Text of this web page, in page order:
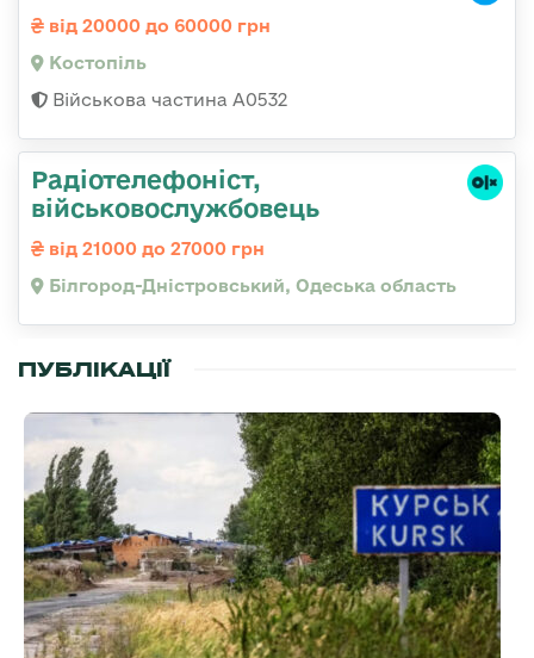
від 20000 до 60000 грн
Костопіль
Військова частина А0532
Радіотелефоніст,
військовослужбовець
від 21000 до 27000 грн
Білгород-Дністровський, Одеська область
ПУБЛІКАЦІЇ